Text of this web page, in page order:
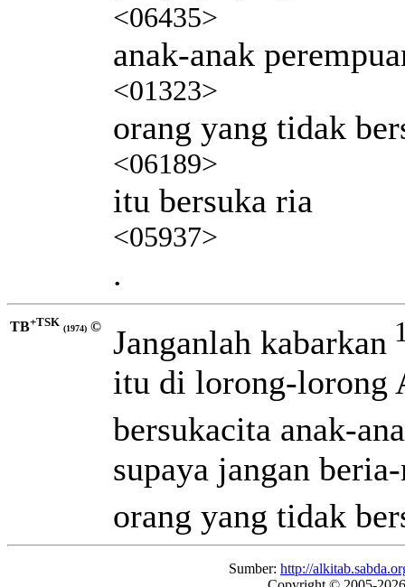
<06435>
anak-anak
<01323>
orang yang tidak
<06189>
itu bersuka ria
<05937>
.
TB+TSK (1974) © Janganlah kabarkan
itu di lorong-lorong
bersukacita anak-
supaya jangan
orang yang tidak
Sumber: http://